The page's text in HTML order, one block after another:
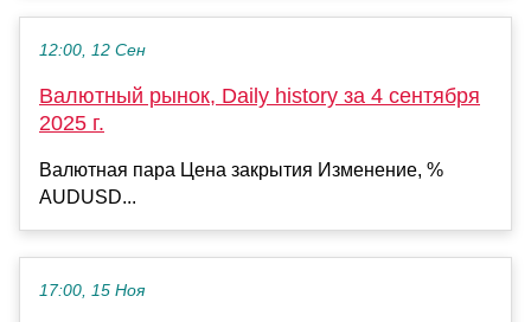
12:00, 12 Сен
Валютный рынок, Daily history за 4 сентября
2025 г.
Валютная пара Цена закрытия Изменение, %
AUDUSD...
17:00, 15 Ноя